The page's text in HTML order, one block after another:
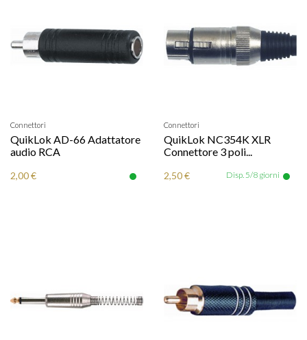
Connettori
QuikLok AD-66 Adattatore
audio RCA
2,00 €
Connettori
QuikLok NC354K XLR
Connettore 3 poli...
2,50 € Disp. 5/8 giorni